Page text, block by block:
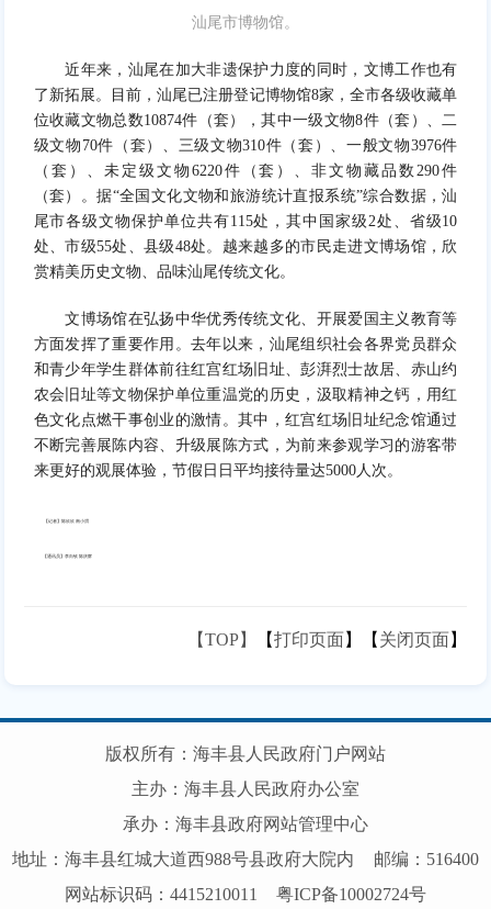
汕尾市博物馆。
近年来，汕尾在加大非遗保护力度的同时，文博工作也有
了新拓展。目前，汕尾已注册登记博物馆8家，全市各级收藏单
位收藏文物总数10874件（套），其中一级文物8件（套）、二
级文物70件（套）、三级文物310件（套）、一般文物3976件
（套）、未定级文物6220件（套）、非文物藏品数290件
（套）。据“全国文化文物和旅游统计直报系统”综合数据，汕
尾市各级文物保护单位共有115处，其中国家级2处、省级10
处、市级55处、县级48处。越来越多的市民走进文博场馆，欣
赏精美历史文物、品味汕尾传统文化。
文博场馆在弘扬中华优秀传统文化、开展爱国主义教育等
方面发挥了重要作用。去年以来，汕尾组织社会各界党员群众
和青少年学生群体前往红宫红场旧址、彭湃烈士故居、赤山约
农会旧址等文物保护单位重温党的历史，汲取精神之钙，用红
色文化点燃干事创业的激情。其中，红宫红场旧址纪念馆通过
不断完善展陈内容、升级展陈方式，为前来参观学习的游客带
来更好的观展体验，节假日日平均接待量达5000人次。
【记者】陈欣欣 南小渭
【通讯员】李向钦 陈庆辉
【TOP】 【打印页面】【 关闭页面】
版权所有：海丰县人民政府门户网站
主办：海丰县人民政府办公室
承办：海丰县政府网站管理中心
地址：海丰县红城大道西988号县政府大院内
邮编：516400
网站标识码：4415210011
粤ICP备10002724号